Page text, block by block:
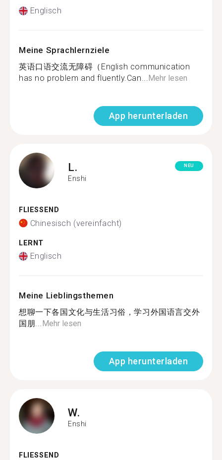
Englisch
Meine Sprachlernziele
英语口语交流无障碍（English communication
has no problem and fluently.Can...Mehr lesen
App herunterladen
L.
Enshi
NEU
FLIESSEND
Chinesisch (vereinfacht)
LERNT
Englisch
Meine Lieblingsthemen
想聊一下各国文化与生活习俗，学习外国语言交外
国朋...Mehr lesen
App herunterladen
W.
Enshi
FLIESSEND